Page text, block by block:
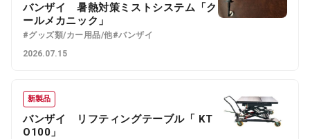
バンザイ 暑熱対策ミストシステム「ク
ールメカニック」
#グッズ類/カー用品/他#バンザイ
2026.07.15
新製品
バンザイ リフティングテーブル「 KT
O100」